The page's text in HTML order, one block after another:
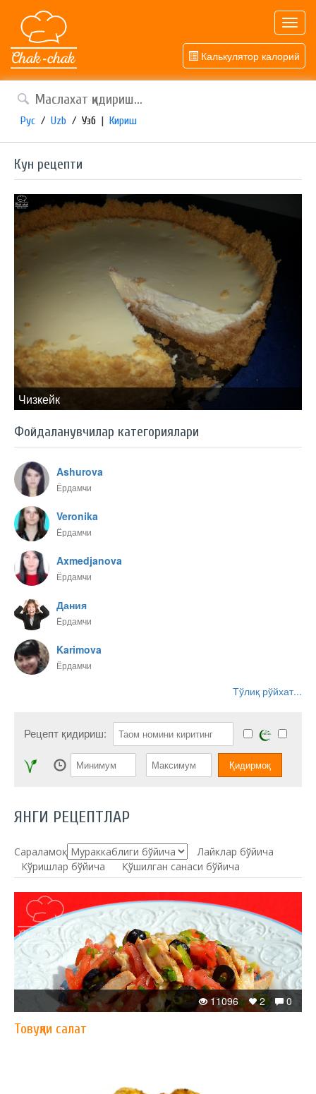
Калькулятор калорий
Рус / Uzb / Узб | Кириш
Кун рецепти
Чизкейк
Фойдаланувчилар категориялари
Ashurova
Ёрдамчи
Veronika
Ёрдамчи
Axmedjanova
Ёрдамчи
Дания
Ёрдамчи
Karimova
Ёрдамчи
Тўлиқ рўйхат...
Рецепт қидириш:
ЯНГИ РЕЦЕПТЛАР
Сараламоқ:
Лайклар бўйича
Кўришлар бўйича
Қўшилган санаси бўйича
0
2
11096
Товуқли салат